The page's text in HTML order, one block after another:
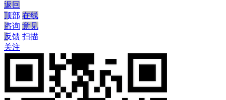
返回
顶部 在线
咨询 意见
反馈 扫描
关注